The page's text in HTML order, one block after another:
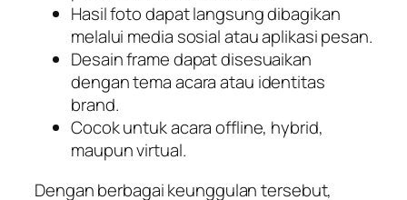
Hasil foto dapat langsung dibagikan
melalui media sosial atau aplikasi pesan.
Desain frame dapat disesuaikan
dengan tema acara atau identitas
brand.
Cocok untuk acara offline, hybrid,
maupun virtual.
Dengan berbagai keunggulan tersebut,